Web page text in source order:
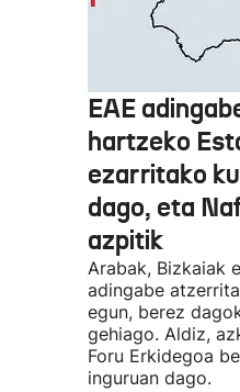
EAE
hartzeko
ezarritako
dago, eta
azpitik
Arabak, Bizkaiak
adingabe
egun, berez
gehiago. Aldiz,
Foru Erkidegoa
inguruan dago.